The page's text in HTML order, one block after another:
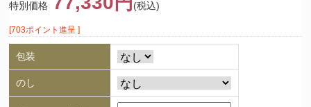
特別価格 (税込)
[703ポイント進呈 ]
包装
のし